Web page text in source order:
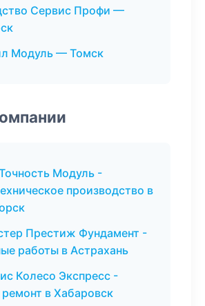
Сервис Профи —
Модуль — Томск
Модуль -
производство в
Престиж Фундамент -
работы в Астрахань
Колесо Экспресс -
в Хабаровск